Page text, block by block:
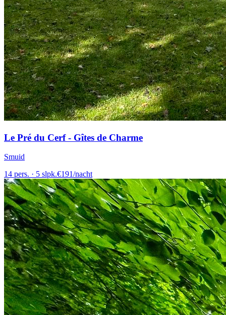
Le Pré du Cerf - Gîtes de Charme
Smuid
14 pers. · 5 slpk.€191/nacht